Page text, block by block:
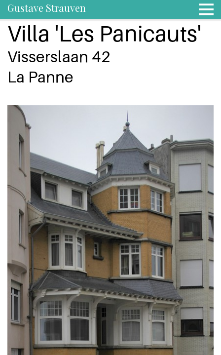
Gustave Strauven
Villa 'Les Panicauts'
Visserslaan 42
La Panne